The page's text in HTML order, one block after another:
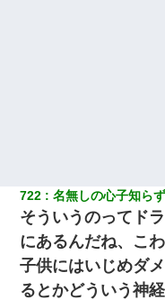
722 名無しの心子知らず
そういうのってド
にあるんだね、こ
子供にはいじめダ
るとかどういう神